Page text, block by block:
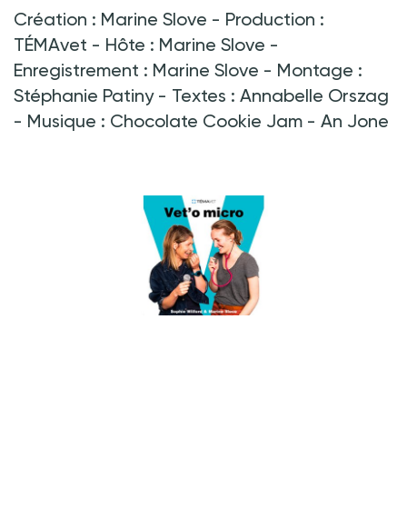
Création : Marine Slove - Production :
TÉMAvet - Hôte : Marine Slove -
Enregistrement : Marine Slove - Montage :
Stéphanie Patiny - Textes : Annabelle Orszag
- Musique : Chocolate Cookie Jam - An Jone